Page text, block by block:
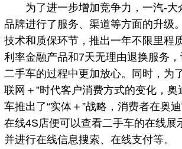
为了进一步增加竞争力，一汽-大
品牌进行了服务、渠道等方面的升级
技术和质保环节，推出一年不限里程
利率金融产品和7天无理由退换服务
二手车的过程中更加放心。同时，为
联网＋”时代客户消费方式的变化，
车推出了“实体＋”战略，消费者在奥
在线4S店便可以查看二手车的在线展
并进行在线信息搜索、在线支付等。